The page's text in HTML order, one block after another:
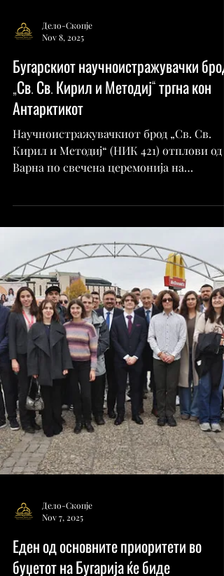
Nov 8, 2025
Бугарскиот научноистражувачки брод
„Св. Св. Кирил и Методиј“ тргна кон
Антарктикот
Научноистражувачкиот брод „Св. Св.
Кирил и Методиј“ (НИК 421) отплови од
станица, јавува БНР. Во рамките на
своето четврто патување до
Антарктикот, се очекува бродот да
пристигне до бугарската антарктичка
база на островот Ливингстон кон крајот
на декември, а враќањето е предвидено
средината на април 2026 година,
капетанот Радко Муевски. Во тековната
34. поларна експедиција во базата на
Ливингстон, зае
Дело-Скопје
Nov 7, 2025